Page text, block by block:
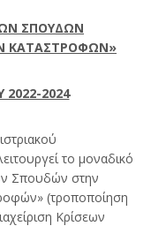
ΣΠΟΥΔΩΝ
ΚΑΤΑΣΤΡΟΦΩΝ»
2024
το μοναδικό
Σπουδών στην
(τροποποίηση
Κρίσεων